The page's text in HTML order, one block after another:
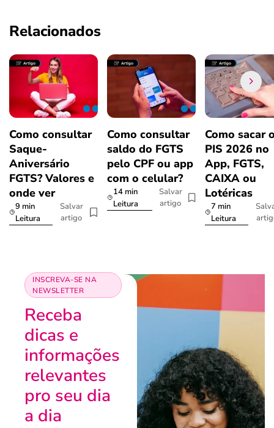
Relacionados
Como consultar
Saque-
Aniversário
FGTS? Valores e
onde ver
9 min
Leitura
Salvar
artigo
Como consultar
saldo do FGTS
pelo CPF ou app
com o celular?
14 min
Leitura
Salvar
artigo
Como sacar
PIS 2026 no
App, FGTS,
CAIXA ou
Lotéricas
7 min
Leitura
INSCREVA-SE NA
NEWSLETTER
Receba
dicas e
informações
relevantes
pro seu dia
a dia